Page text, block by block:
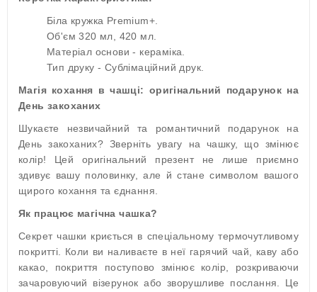
Біла кружка Premium+.
Об'єм 320 мл, 420 мл.
Матеріал основи - кераміка.
Тип друку - Сублімаційний друк.
Магія кохання в чашці: оригінальний подарунок на
День закоханих
Шукаєте незвичайний та романтичний подарунок на
День закоханих? Зверніть увагу на чашку, що змінює
колір! Цей оригінальний презент не лише приємно
здивує вашу половинку, але й стане символом вашого
щирого кохання та єднання.
Як працює магічна чашка?
Секрет чашки криється в спеціальному термочутливому
покритті. Коли ви наливаєте в неї гарячий чай, каву або
какао, покриття поступово змінює колір, розкриваючи
зачаровуючий візерунок або зворушливе послання. Це